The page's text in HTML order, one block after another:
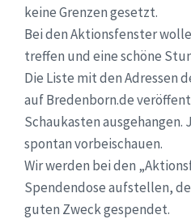
keine Grenzen gesetzt.
Bei den Aktionsfenster
treffen und eine schöne
Die Liste mit den Adressen
auf Bredenborn.de
Schaukasten ausgehangen.
spontan vorbeischauen.
Wir werden bei den
Spendendose aufstellen,
guten Zweck gespendet.